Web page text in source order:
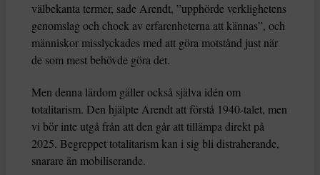
välbekanta termer, sade Arendt, ”upphörde verklighetens
genomslag och chock av erfarenheterna att kännas”, och
människor misslyckades med att göra motstånd just när
de som mest behövde göra det.
Men denna lärdom gäller också själva idén om
totalitarism. Den hjälpte Arendt att förstå 1940-talet, men
vi bör inte utgå från att den går att tillämpa direkt på
2025. Begreppet totalitarism kan i sig bli distraherande,
snarare än mobiliserande.